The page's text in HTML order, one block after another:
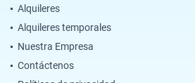
Alquileres
Alquileres temporales
Nuestra Empresa
Contáctenos